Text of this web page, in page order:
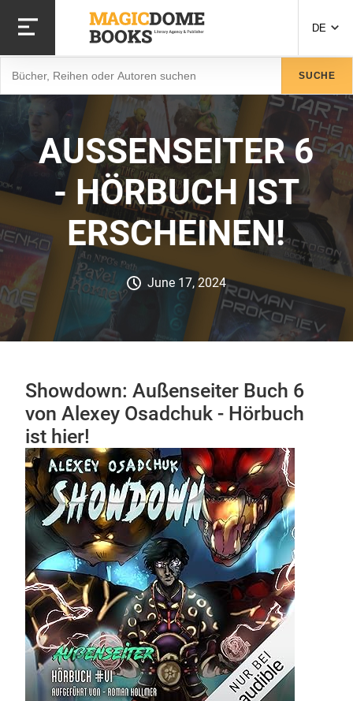
zum
Inhalt
DE
SUCHE
AUSSENSEITER 6 -
HÖRBUCH IST E
RSCHEINEN!
June 17, 2024
Showdown: Außenseiter Buch 6
von Alexey Osadchuk - Hörbuch
ist hier!